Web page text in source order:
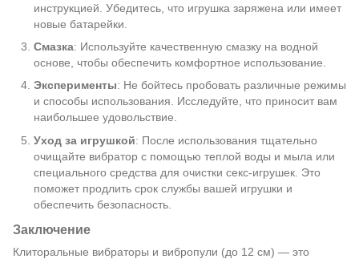
инструкцией. Убедитесь, что игрушка заряжена или имеет
новые батарейки.
Смазка: Используйте качественную смазку на водной
основе, чтобы обеспечить комфортное использование.
Эксперименты: Не бойтесь пробовать различные режимы
и способы использования. Исследуйте, что приносит вам
наибольшее удовольствие.
Уход за игрушкой: После использования тщательно
очищайте вибратор с помощью теплой воды и мыла или
специального средства для очистки секс-игрушек. Это
поможет продлить срок службы вашей игрушки и
обеспечить безопасность.
Заключение
Клиторальные вибраторы и вибропули (до 12 см) — это